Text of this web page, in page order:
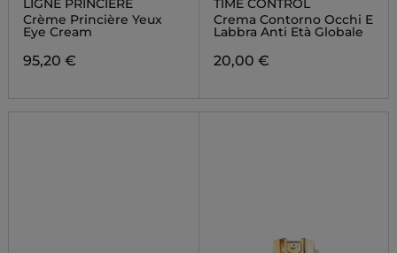
LIGNE PRINCIÈRE
Crème Princière Yeux
Eye Cream
95,20 €
TIME CONTROL
Crema Contorno Occhi E
Labbra Anti Età Globale
20,00 €